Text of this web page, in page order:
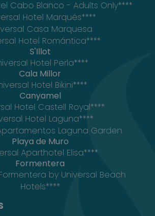
Cabo Blanco - Adults Only****
Hotel Marqués****
Casa Marquesa
Hotel Romántica****
S'Illot
Hotel Perla****
Cala Millor
Hotel Bikini****
Canyamel
Hotel Castell Royal****
Hotel Laguna****
Laguna Garden
Playa de Muro
Aparthotel Elisa****
Formentera
by Universal Beach
Hotels****